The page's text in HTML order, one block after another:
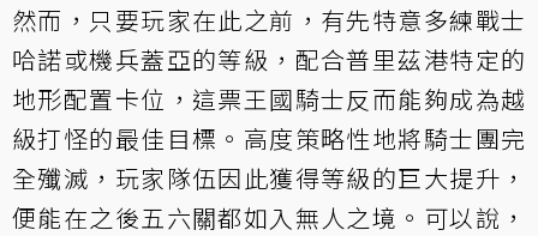
然而，只要玩家在此之前，有先特意多練戰士
哈諾或機兵蓋亞的等級，配合普里茲港特定的
地形配置卡位，這票王國騎士反而能夠成為越
級打怪的最佳目標。高度策略性地將騎士團完
全殲滅，玩家隊伍因此獲得等級的巨大提升，
便能在之後五六關都如入無人之境。可以說，